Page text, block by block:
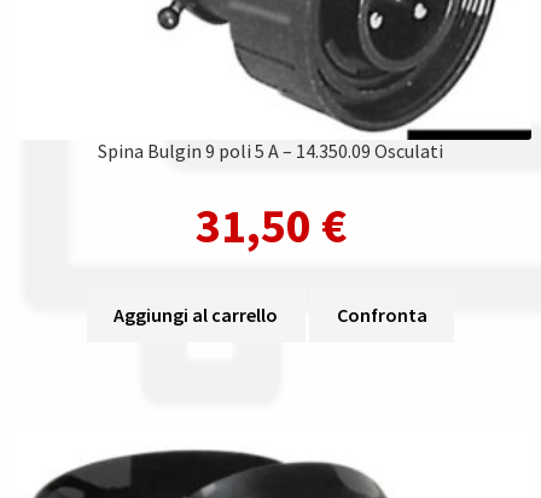
Spina Bulgin 9 poli 5 A – 14.350.09 Osculati
31,50 €
Aggiungi al carrello Confronta